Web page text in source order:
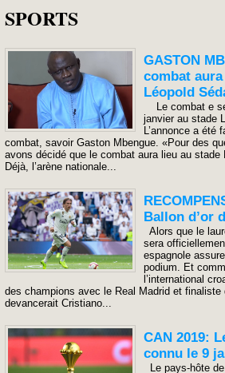
SPORTS
GASTON
combat
Léopold
Le combat e
janvier au stade
L’annonce a été
combat, savoir Gaston Mbengue. «Pour des
avons décidé que le combat aura lieu au stade
Déjà, l’arène nationale...
Ballon d’or
Alors que le
sera
espagnole
podium. Et
l’international
des champions avec le Real Madrid et finaliste
devancerait Cristiano...
CAN 2019:
connu le 9
Le pays-hôte